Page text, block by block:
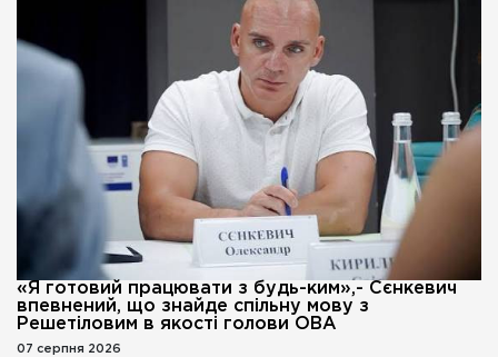
«Я готовий працювати з будь-ким»,- Сєнкевич
впевнений, що знайде спільну мову з
Решетіловим в якості голови ОВА
07 серпня 2026